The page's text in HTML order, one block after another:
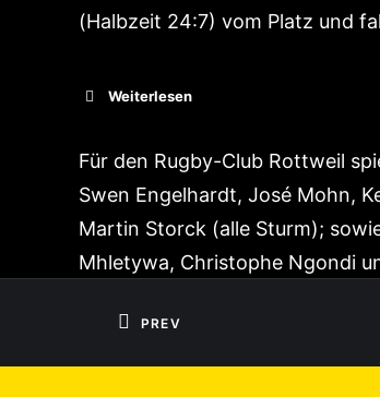
(Halbzeit 24:7) vom Platz und
Weiterlesen
Für den Rugby-Club Rottweil
Swen Engelhardt, José Mohn,
Martin Storck (alle Sturm);
Mhletywa, Christophe Ngondi
PREV